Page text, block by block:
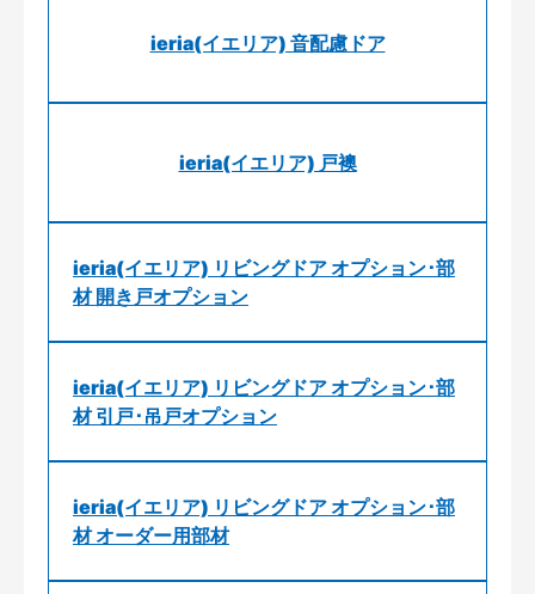
ieria(イエリア) 音配慮ドア
ieria(イエリア) 戸襖
ieria(イエリア) リビングドア オプション･部
材 開き戸オプション
ieria(イエリア) リビングドア オプション･部
材 引戸･吊戸オプション
ieria(イエリア) リビングドア オプション･部
材 オーダー用部材